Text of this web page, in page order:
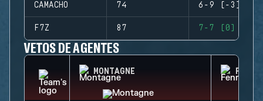
CAMACHO 74 6-9 (-3)
F7Z 87 7-7 (0)
VETOS DE AGENTES
MONTAGNE